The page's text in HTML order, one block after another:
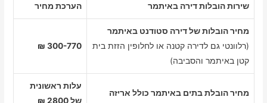
שירות הובלות דירה באיתמר הערכת מחיר
מחיר הובלות של דירה סטודנט באיתמר
(רלוונטי גם לדירה קטנה או לחלופין הזזת בית
קטן באיתמר והסביבה)
300-770 ₪
מחיר הובלת בתים באיתמר כולל אריזה
עלות ראשונית
של 2800 ₪